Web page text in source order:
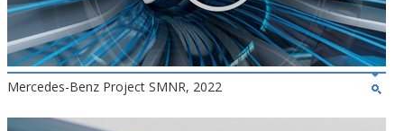
Mercedes-Benz Project SMNR, 2022